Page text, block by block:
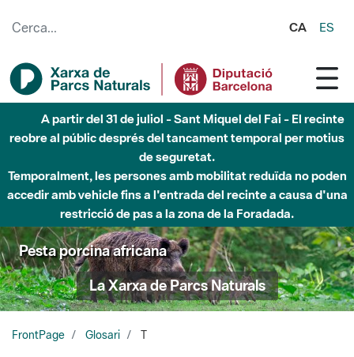
CA ES
A partir del 31 de juliol - Sant Miquel del Fai - El recinte
reobre al públic després del tancament temporal per motius
de seguretat.
Temporalment, les persones amb mobilitat reduïda no poden
accedir amb vehicle fins a l'entrada del recinte a causa d'una
restricció de pas a la zona de la Foradada.
Pesta porcina africana
La Xarxa de Parcs Naturals
FrontPage Glosari T